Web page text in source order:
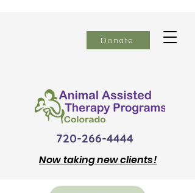
Donate
720-266-4444
Nowtaking new clients!